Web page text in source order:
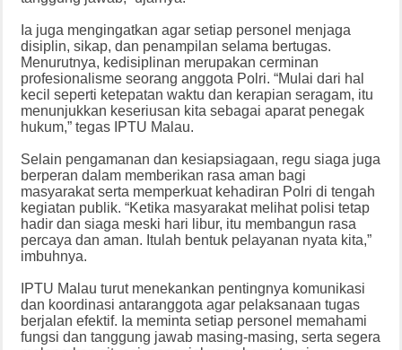
Ia juga mengingatkan agar setiap personel menjaga
disiplin, sikap, dan penampilan selama bertugas.
Menurutnya, kedisiplinan merupakan cerminan
profesionalisme seorang anggota Polri. “Mulai dari hal
kecil seperti ketepatan waktu dan kerapian seragam, itu
menunjukkan keseriusan kita sebagai aparat penegak
hukum,” tegas IPTU Malau.
Selain pengamanan dan kesiapsiagaan, regu siaga juga
berperan dalam memberikan rasa aman bagi
masyarakat serta memperkuat kehadiran Polri di tengah
kegiatan publik. “Ketika masyarakat melihat polisi tetap
hadir dan siaga meski hari libur, itu membangun rasa
percaya dan aman. Itulah bentuk pelayanan nyata kita,”
imbuhnya.
IPTU Malau turut menekankan pentingnya komunikasi
dan koordinasi antaranggota agar pelaksanaan tugas
berjalan efektif. Ia meminta setiap personel memahami
fungsi dan tanggung jawab masing-masing, serta segera